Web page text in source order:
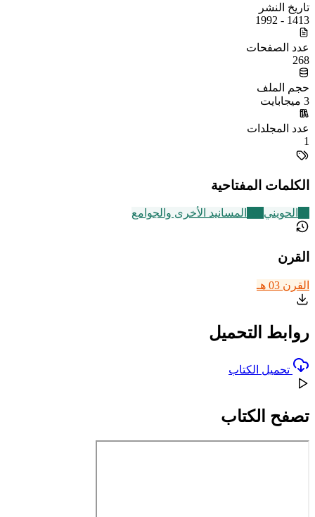
تاريخ النشر
1413 - 1992
عدد الصفحات
268
حجم الملف
3 ميجابايت
عدد المجلدات
1
الكلمات المفتاحية
الحويني المسانيد الأخرى والجوامع
القرن
القرن 03 هـ
روابط التحميل
تحميل الكتاب
تصفح الكتاب